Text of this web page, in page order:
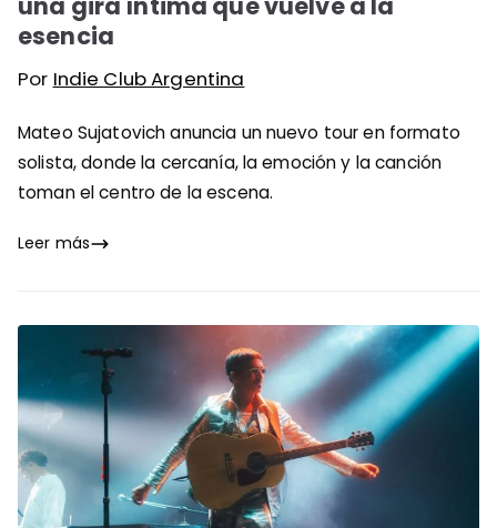
una gira íntima que vuelve a la
esencia
Por Indie Club Argentina
Mateo Sujatovich anuncia un nuevo tour en formato
solista, donde la cercanía, la emoción y la canción
toman el centro de la escena.
Leer más